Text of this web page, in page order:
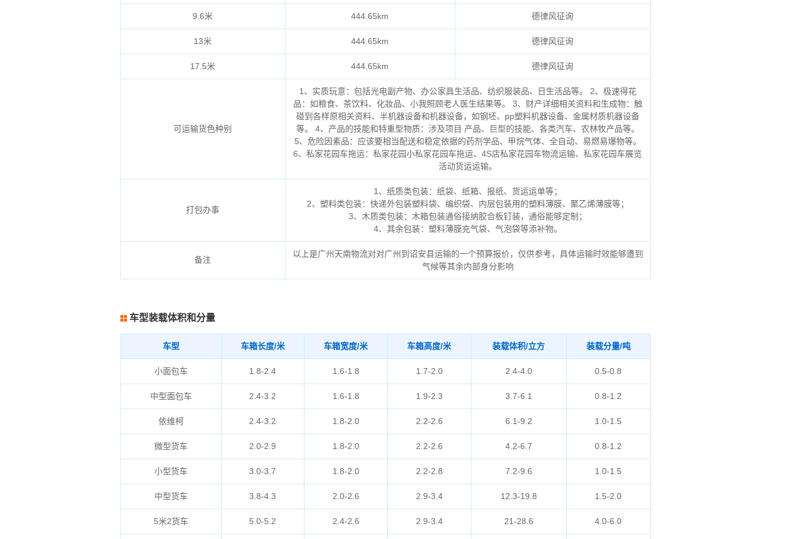
9.6米 444.65km 德律风征询
13米 444.65km 德律风征询
17.5米 444.65km 德律风征询
可运输货色种别
1、实质玩意：包括光电副产物、办公家具生活品、纺织服装品、日生活品等。 2、极速得花
品：如粮食、茶饮料、化妝品、小我照顾老人医生结果等。 3、财产详细相关资料和生成物：触
碰到各样原相关资料、半机器设备和机器设备，如钢坯、pp塑料机器设备、金属材质机器设备
等。 4、产品的技能和特重型物质：涉及项目 产品、巨型的技能、各类汽车、农林牧产品等。
5、危险因素品：应该要相当配送和稳定依据的药剂学品、甲烷气体、全自动、易燃易爆物等。
6、私家花园车拖运：私家花园小私家花园车拖运、4S店私家花园车物流运输、私家花园车展览
活动货运运输。
打包办事
1、纸质类包装：纸袋、纸箱、报纸、货运运单等；
2、塑料类包装：快递外包装塑料袋、编织袋、内层包装用的塑料薄膜、聚乙烯薄膜等；
3、木质类包装：木箱包装通俗接纳胶合板钉装，通俗能够定制；
4、其余包装：塑料薄膜充气袋、气泡袋等添补物。
备注
以上是广州天南物流对对广州到诏安县运输的一个预算报价，仅供参考，具体运输时效能够遭到
气候等其余内部身分影响
车型装载体积和分量
车型 车箱长度/米 车箱宽度/米 车箱高度/米 装载体积/立方 装载分量/吨
小面包车 1.8-2.4 1.6-1.8 1.7-2.0 2.4-4.0 0.5-0.8
中型面包车 2.4-3.2 1.6-1.8 1.9-2.3 3.7-6.1 0.8-1.2
依维柯 2.4-3.2 1.8-2.0 2.2-2.6 6.1-9.2 1.0-1.5
微型货车 2.0-2.9 1.8-2.0 2.2-2.6 4.2-6.7 0.8-1.2
小型货车 3.0-3.7 1.8-2.0 2.2-2.8 7.2-9.6 1.0-1.5
中型货车 3.8-4.3 2.0-2.6 2.9-3.4 12.3-19.8 1.5-2.0
5米2货车 5.0-5.2 2.4-2.6 2.9-3.4 21-28.6 4.0-6.0